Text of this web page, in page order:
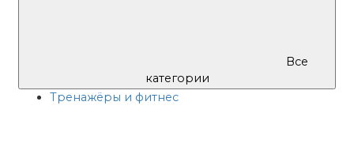
Все
категории
Тренажёры и фитнес